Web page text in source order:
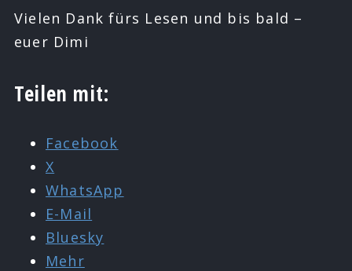
Vielen Dank fürs Lesen und bis bald –
euer Dimi
Teilen mit:
Facebook
X
WhatsApp
E-Mail
Bluesky
Mehr